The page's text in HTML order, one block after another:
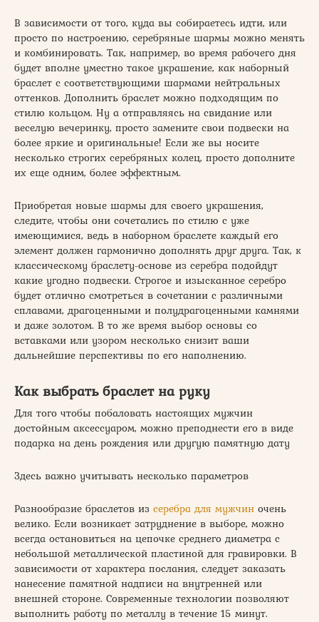
В зависимости от того, куда вы собираетесь идти, или
просто по настроению, серебряные шармы можно менять
и комбинировать. Так, например, во время рабочего дня
будет вполне уместно такое украшение, как наборный
браслет с соответствующими шармами нейтральных
оттенков. Дополнить браслет можно подходящим по
стилю кольцом. Ну а отправляясь на свидание или
веселую вечеринку, просто замените свои подвески на
более яркие и оригинальные! Если же вы носите
несколько строгих серебряных колец, просто дополните
их еще одним, более эффектным.
Приобретая новые шармы для своего украшения,
следите, чтобы они сочетались по стилю с уже
имеющимися, ведь в наборном браслете каждый его
элемент должен гармонично дополнять друг друга. Так, к
классическому браслету-основе из серебра подойдут
какие угодно подвески. Строгое и изысканное серебро
будет отлично смотреться в сочетании с различными
сплавами, драгоценными и полудрагоценными камнями
и даже золотом. В то же время выбор основы со
вставками или узором несколько снизит ваши
дальнейшие перспективы по его наполнению.
Как выбрать браслет на руку
Для того чтобы побаловать настоящих мужчин
достойным аксессуаром, можно преподнести его в виде
подарка на день рождения или другую памятную дату
Здесь важно учитывать несколько параметров
Разнообразие браслетов из серебра для мужчин очень
велико. Если возникает затруднение в выборе, можно
всегда остановиться на цепочке среднего диаметра с
небольшой металлической пластиной для гравировки. В
зависимости от характера послания, следует заказать
нанесение памятной надписи на внутренней или
внешней стороне. Современные технологии позволяют
выполнить работу по металлу в течение 15 минут.